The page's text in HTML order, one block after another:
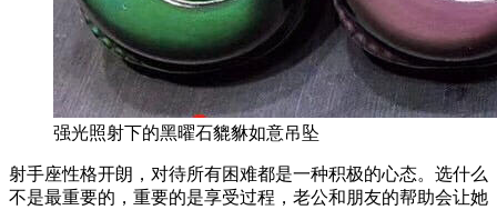
强光照射下的黑曜石貔貅如意吊坠
射手座性格开朗，对待所有困难都是一种积极的心态。选什么
不是最重要的，重要的是享受过程，老公和朋友的帮助会让她